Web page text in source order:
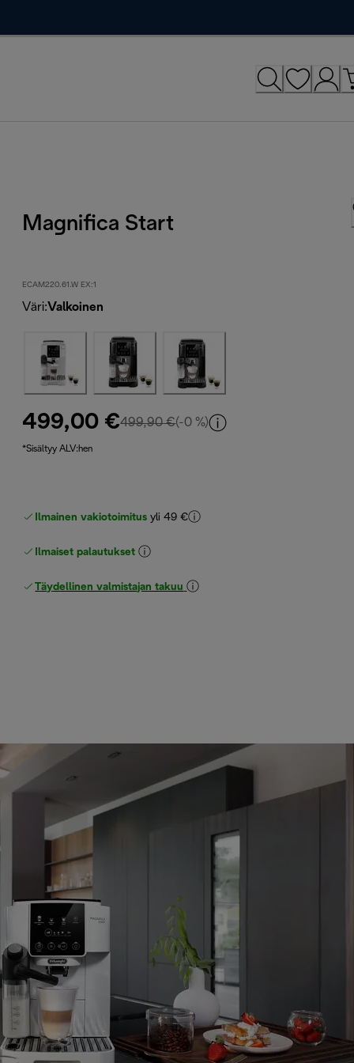
Magnifica Start
ECAM220.61.W EX:1
Väri:Valkoinen
499,00 €499,90 €alkuperäinen hinta 499,90 €
(-0 %)
*Sisältyy ALV:hen
Ilmainen vakiotoimitus yli 49 €
Ilmaiset palautukset
Täydellinen valmistajan takuu